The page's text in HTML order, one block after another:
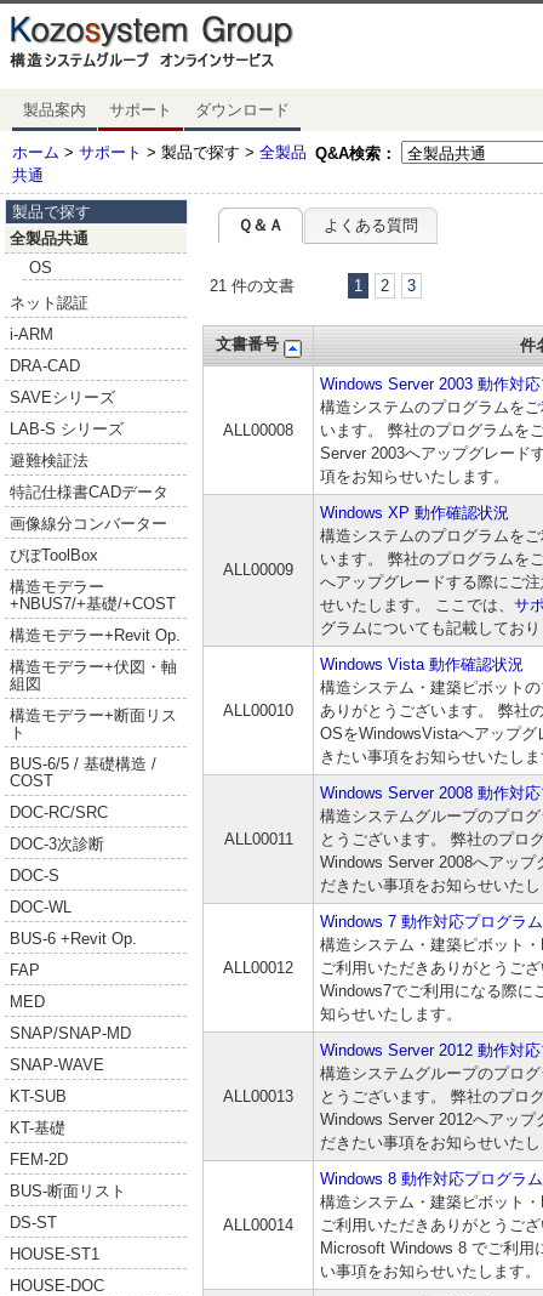
製品案内 サポート ダウンロード
Q&A検索：
ホーム > サポート > 製品で探す > 全製品
共通
製品で探す
全製品共通
OS
ネット認証
i-ARM
DRA-CAD
SAVEシリーズ
LAB-S シリーズ
避難検証法
特記仕様書CADデータ
画像線分コンバーター
ぴぼToolBox
構造モデラー
+NBUS7/+基礎/+COST
構造モデラー+Revit Op.
構造モデラー+伏図・軸
組図
構造モデラー+断面リス
ト
BUS-6/5 / 基礎構造 /
COST
DOC-RC/SRC
DOC-3次診断
DOC-S
DOC-WL
BUS-6 +Revit Op.
FAP
MED
SNAP/SNAP-MD
SNAP-WAVE
KT-SUB
KT-基礎
FEM-2D
BUS-断面リスト
DS-ST
HOUSE-ST1
HOUSE-DOC
Ｑ＆Ａ よくある質問
21 件の文書 1 2 3
文書番号 件
ALL00008
Windows Server 2003 動作対
構造システムのプログラムを
います。 弊社のプログラムを
Server 2003へアップグレード
項をお知らせいたします。
ALL00009
Windows XP 動作確認状況
構造システムのプログラムを
います。 弊社のプログラムを
へアップグレードする際にご
せいたします。 ここでは、 サ
グラムについても記載してお
ALL00010
Windows Vista 動作確認状況
構造システム・建築ピボット
ありがとうございます。 弊社
OSをWindowsVistaへアップ
きたい事項をお知らせいたし
ALL00011
Windows Server 2008 動作対
構造システムグループのプロ
とうございます。 弊社のプロ
Windows Server 2008へアッ
だきたい事項をお知らせいた
ALL00012
Windows 7 動作対応プログラム
構造システム・建築ピボット
ご利用いただきありがとうご
Windows7でご利用になる際に
知らせいたします。
ALL00013
Windows Server 2012 動作対
構造システムグループのプロ
とうございます。 弊社のプロ
Windows Server 2012へアッ
だきたい事項をお知らせいた
ALL00014
Windows 8 動作対応プログラム
構造システム・建築ピボット
ご利用いただきありがとうご
Microsoft Windows 8 でご利用
い事項をお知らせいたします。